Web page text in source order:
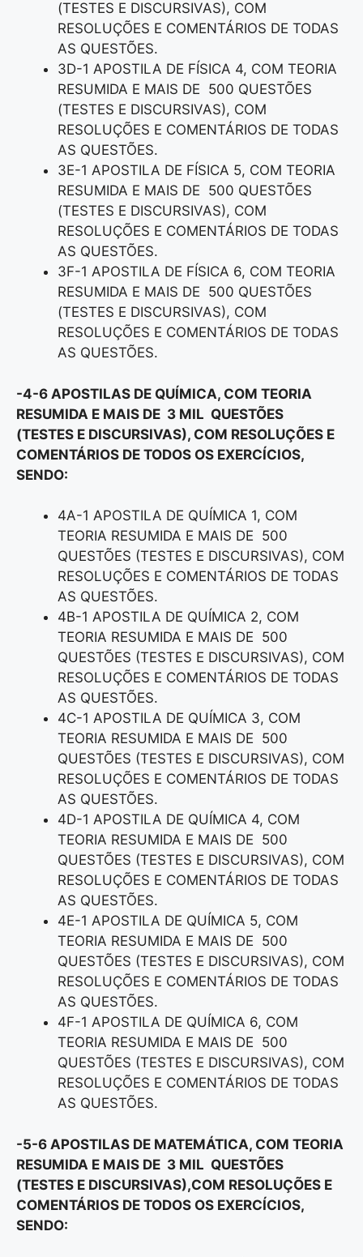
(TESTES E DISCURSIVAS), COM
RESOLUÇÕES E COMENTÁRIOS DE TODAS
AS QUESTÕES.
3D-1 APOSTILA DE FÍSICA 4, COM TEORIA
RESUMIDA E MAIS DE 500 QUESTÕES
(TESTES E DISCURSIVAS), COM
RESOLUÇÕES E COMENTÁRIOS DE TODAS
AS QUESTÕES.
3E-1 APOSTILA DE FÍSICA 5, COM TEORIA
RESUMIDA E MAIS DE 500 QUESTÕES
(TESTES E DISCURSIVAS), COM
RESOLUÇÕES E COMENTÁRIOS DE TODAS
AS QUESTÕES.
3F-1 APOSTILA DE FÍSICA 6, COM TEORIA
RESUMIDA E MAIS DE 500 QUESTÕES
(TESTES E DISCURSIVAS), COM
RESOLUÇÕES E COMENTÁRIOS DE TODAS
AS QUESTÕES.
-4-6 APOSTILAS DE QUÍMICA, COM TEORIA
RESUMIDA E MAIS DE 3 MIL QUESTÕES
(TESTES E DISCURSIVAS), COM RESOLUÇÕES E
COMENTÁRIOS DE TODOS OS EXERCÍCIOS,
SENDO:
4A-1 APOSTILA DE QUÍMICA 1, COM
TEORIA RESUMIDA E MAIS DE 500
QUESTÕES (TESTES E DISCURSIVAS), COM
RESOLUÇÕES E COMENTÁRIOS DE TODAS
AS QUESTÕES.
4B-1 APOSTILA DE QUÍMICA 2, COM
TEORIA RESUMIDA E MAIS DE 500
QUESTÕES (TESTES E DISCURSIVAS), COM
RESOLUÇÕES E COMENTÁRIOS DE TODAS
AS QUESTÕES.
4C-1 APOSTILA DE QUÍMICA 3, COM
TEORIA RESUMIDA E MAIS DE 500
QUESTÕES (TESTES E DISCURSIVAS), COM
RESOLUÇÕES E COMENTÁRIOS DE TODAS
AS QUESTÕES.
4D-1 APOSTILA DE QUÍMICA 4, COM
TEORIA RESUMIDA E MAIS DE 500
QUESTÕES (TESTES E DISCURSIVAS), COM
RESOLUÇÕES E COMENTÁRIOS DE TODAS
AS QUESTÕES.
4E-1 APOSTILA DE QUÍMICA 5, COM
TEORIA RESUMIDA E MAIS DE 500
QUESTÕES (TESTES E DISCURSIVAS), COM
RESOLUÇÕES E COMENTÁRIOS DE TODAS
AS QUESTÕES.
4F-1 APOSTILA DE QUÍMICA 6, COM
TEORIA RESUMIDA E MAIS DE 500
QUESTÕES (TESTES E DISCURSIVAS), COM
RESOLUÇÕES E COMENTÁRIOS DE TODAS
AS QUESTÕES.
-5-6 APOSTILAS DE MATEMÁTICA, COM TEORIA
RESUMIDA E MAIS DE 3 MIL QUESTÕES
(TESTES E DISCURSIVAS),COM RESOLUÇÕES E
COMENTÁRIOS DE TODOS OS EXERCÍCIOS,
SENDO: